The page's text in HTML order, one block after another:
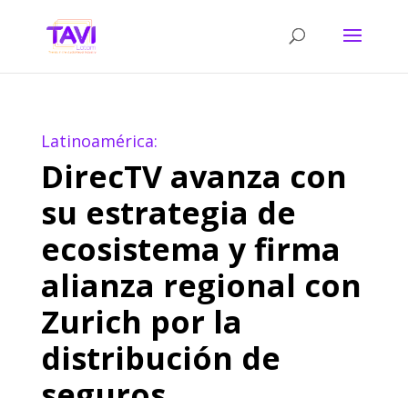
Latinoamérica:
DirecTV avanza con
su estrategia de
ecosistema y firma
alianza regional con
Zurich por la
distribución de